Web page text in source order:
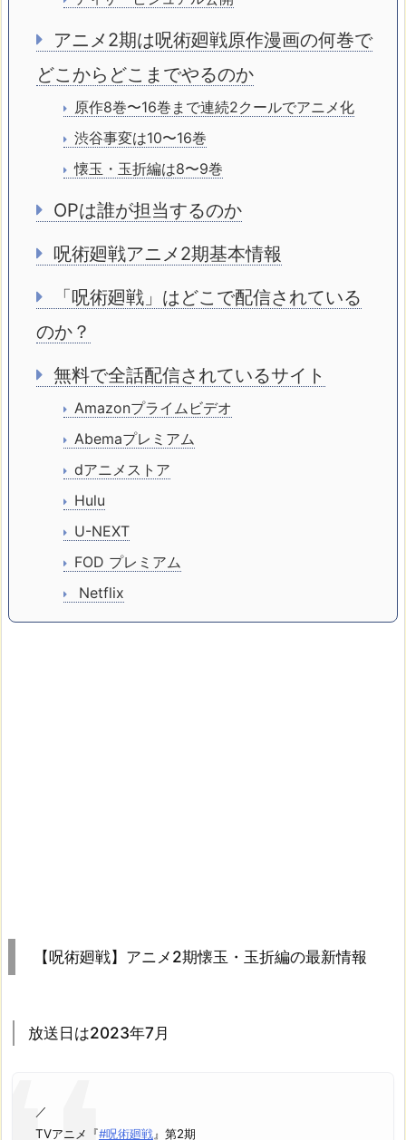
アニメ2期は呪術廻戦原作漫画の何巻で
どこからどこまでやるのか
原作8巻〜16巻まで連続2クールでアニメ化
渋谷事変は10〜16巻
懐玉・玉折編は8〜9巻
OPは誰が担当するのか
呪術廻戦アニメ2期基本情報
「呪術廻戦」はどこで配信されている
のか？
無料で全話配信されているサイト
Amazonプライムビデオ
Abemaプレミアム
dアニメストア
Hulu
U-NEXT
FOD プレミアム
Netflix
【呪術廻戦】アニメ2期懐玉・玉折編の最新情報
放送日は2023年7月
／
TVアニメ『#呪術廻戦』第2期